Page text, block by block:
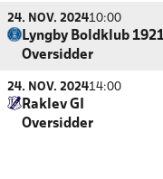
24. NOV. 202410:00
Lyngby Boldklub
Oversidder
24. NOV. 202414:00
Raklev GI
Oversidder